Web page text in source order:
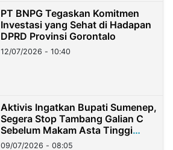
PT BNPG Tegaskan Komitmen
Investasi yang Sehat di Hadapan
DPRD Provinsi Gorontalo
12/07/2026 - 10:40
Aktivis Ingatkan Bupati Sumenep,
Segera Stop Tambang Galian C
Sebelum Makam Asta Tinggi
Longsor
09/07/2026 - 08:05